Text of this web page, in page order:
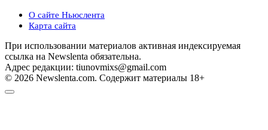
О сайте Ньюслента
Карта сайта
При использовании материалов активная индексируемая
ссылка на Newslenta обязательна.
Адрес редакции: tiunovmixs@gmail.com
© 2026 Newslenta.com. Содержит материалы 18+